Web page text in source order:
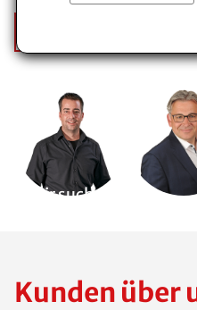
Wir suchen
Kunden über